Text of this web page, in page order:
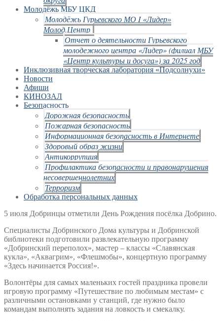
Молодёжь МБУ ЦКД
Молодёжь Гурьевского МО I «Лидер»
Молод.Центр
Отчет о деятельности Гурьевского
молодежного центра «Лидер» (филиал МБУ
«Центр культуры и досуга») за 2025 год
Инклюзивная творческая лаборатория «Подсолнухи»
Новости
Афиши
КИНОЗАЛ
Безопасность
Дорожная безопасность
Пожарная безопасность
Информационная безопасность в Интернете
Здоровый образ жизни
Антикоррупция
Профилактика безопасности и правонарушения
несовершеннолетних
Терроризм
Обработка персональных данных
5 июля Добринцы отметили День Рождения посёлка Добрино.
Специалисты Добринского Дома культуры и Добринской
библиотеки подготовили развлекательную программу
«Добринский переполох», мастер – классы «Славянская
кукла», «Аквагрим», «Флешмобы», концертную программу
«Здесь начинается Россия!».
Волонтёры для самых маленьких гостей праздника провели
игровую программу «Путешествие по любимым местам» с
различными остановками у станций, где нужно было
командам выполнять задания на ловкость и смекалку.